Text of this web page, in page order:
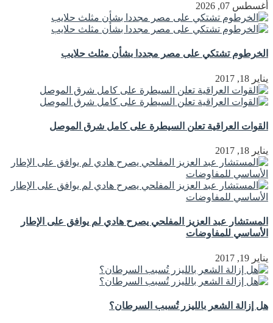
أغسطس 07, 2026
الخرطوم تشتكي على مصر مجددا بشأن مثلث حلايب
يناير 18, 2017
القوات العراقية تعلن السيطرة على كامل شرق الموصل
يناير 18, 2017
المستشار عبد العزيز المفلحي يصرح هادي لم يوافق على الإطار
الأساسي للمفاوضات
يناير 19, 2017
هل إزالة الشعر بالليزر تُسبب السرطان؟